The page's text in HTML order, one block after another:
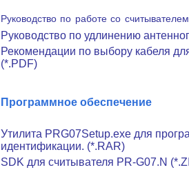
Руководство по работе со
Руководство по удлинению
Рекомендации по выбору кабеля
(*.PDF)
Программное обеспечение
Утилита PRG07Setup.exe для
идентификации. (*.RAR)
SDK для считывателя PR-G07.N